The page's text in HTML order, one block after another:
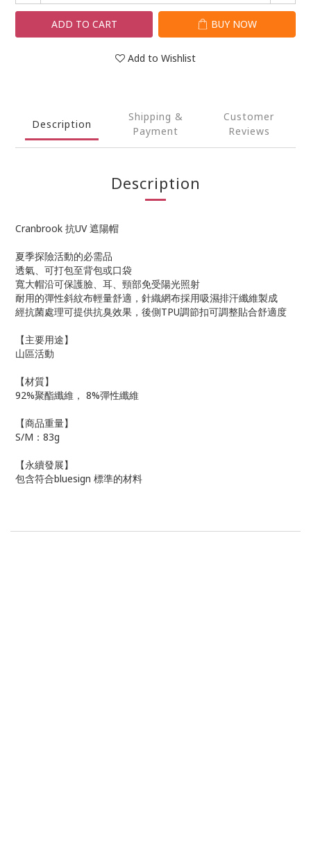
ADD TO CART BUY NOW
Add to Wishlist
Description
Shipping &
Payment
Customer
Reviews
Description
Cranbrook 抗UV 遮陽帽
夏季探險活動的必需品
透氣、可打包至背包或口袋
寬大帽沿可保護臉、耳、頸部免受陽光照射
耐用的彈性斜紋布輕量舒適，針織網布採用吸濕排汗纖維製成
經抗菌處理可提供抗臭效果，後側TPU調節扣可調整貼合舒適度
【主要用途】
山區活動
【材質】
92%聚酯纖維， 8%彈性纖維
【商品重量】
S/M：83g
【永續發展】
包含符合bluesign 標準的材料